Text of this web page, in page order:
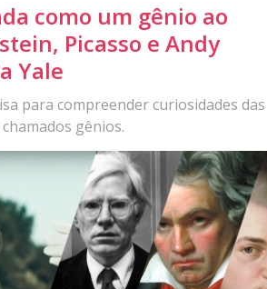
como um gênio ao
Picasso e Andy
Yale
para compreender curiosidades das
gênios.